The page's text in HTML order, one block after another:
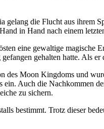
gelang die Flucht aus
in Hand nach einem
eine gewaltige magische
gehalten hatte. Als
Moon Kingdoms und
ein. Auch die Nachkommen
zu sichern.
bestimmt. Trotz dieser